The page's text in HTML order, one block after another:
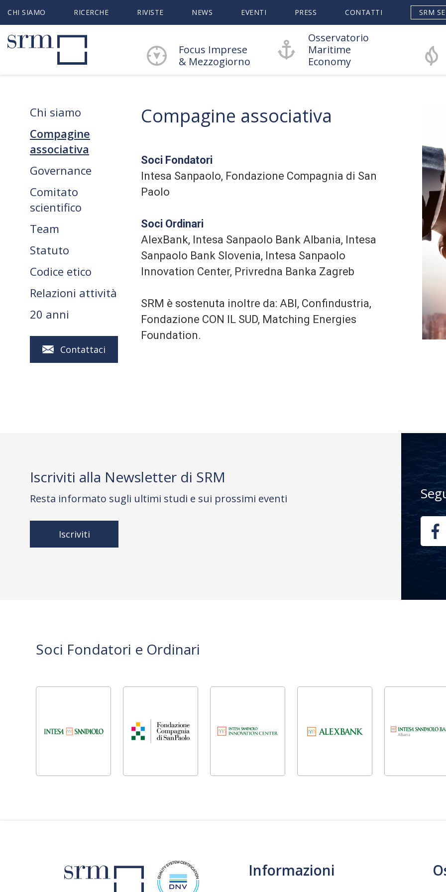
CHI SIAMO RICERCHE RIVISTE NEWS EVENTI PRESS CONTATTI SRM
Focus Imprese
& Mezzogiorno
Osservatorio
Maritime
Economy
Chi siamo
Compagine
associativa
Governance
Comitato
scientifico
Team
Statuto
Codice etico
Relazioni attività
20 anni
Contattaci
Compagine associativa
Soci Fondatori
Intesa Sanpaolo, Fondazione Compagnia di San
Paolo
Soci Ordinari
AlexBank, Intesa Sanpaolo Bank Albania, Intesa
Sanpaolo Bank Slovenia, Intesa Sanpaolo
Innovation Center, Privredna Banka Zagreb
SRM è sostenuta inoltre da: ABI, Confindustria,
Fondazione CON IL SUD, Matching Energies
Foundation.
Iscriviti alla Newsletter di SRM
Resta informato sugli ultimi studi e sui prossimi eventi
Iscriviti
Soci Fondatori e Ordinari
Informazioni